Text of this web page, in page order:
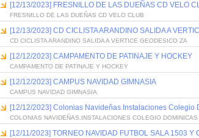
[12/13/2023] FRESNILLO DE LAS DUEÑAS CD VELO
FRESNILLO DE LAS DUEÑAS CD VELO CLUB
[12/13/2023] CD CICLISTA ARANDINO SALIDA A
CD CICLISTA ARANDINO SALIDA A VERTICE GEODESICO ZA
[12/12/2023] CAMPAMENTO DE PATINAJE Y HOCKEY
CAMPAMENTO DE PATINAJE Y HOCKEY
[12/12/2023] CAMPUS NAVIDAD GIMNASIA
CAMPUS NAVIDAD GIMNASIA
[12/12/2023] Colonias Navideñas.Instalaciones Colegio
COLONIAS NAVIDEÑAS.INSTALACIONES COLEGIO DOMINICAS
[12/11/2023] TORNEO NAVIDAD FUTBOL SALA 1503 Y